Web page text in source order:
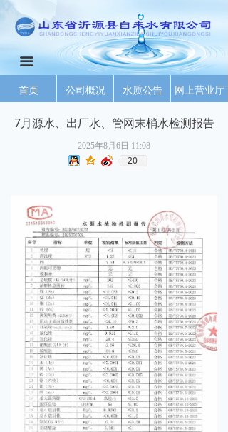
首页 公司概况 水质公告 网上营业厅
끀
7月源水、出厂水、管网末梢水检测报告
2025年8月6日 11:08
20